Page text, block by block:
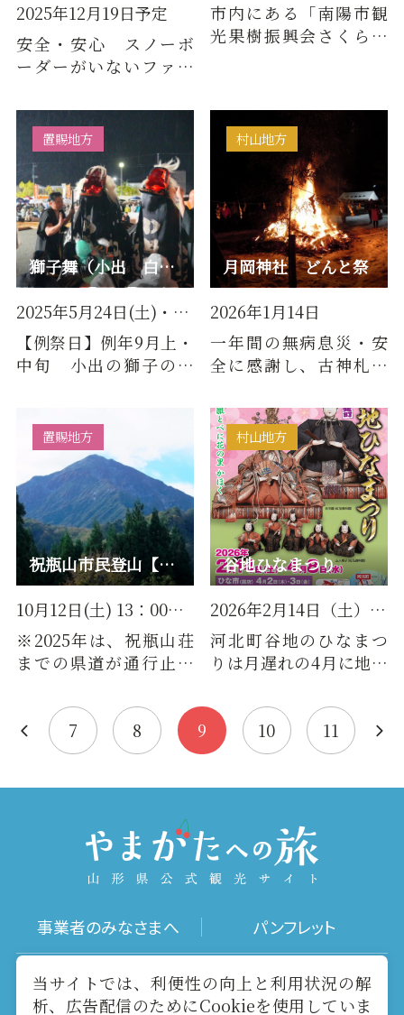
2025年12月19日予定
安全・安心 スノーボ
ーダーがいないファミ
ープン当日は、一日リ
フト無料…
市内にある「南陽市観
光果樹振興会さくらん
獅子舞（小出 白山・皇大神社例祭）
置賜地方
2025年5月24日(土)・9月13日(…
【例祭日】例年9月上・
中旬 小出の獅子の起
連中の…
月岡神社 どんと祭
村山地方
2026年1月14日
一年間の無病息災・安
全に感謝し、古神札・
納するお祭りです。神
札、御守…
祝瓶山市民登山【2025年中止】
置賜地方
10月12日(土) 13：00集合（過…
※2025年は、祝瓶山荘
までの県道が通行止め
た。 （以下、過去の
情…
谷地ひなまつり
村山地方
2026年2月14日（土）～4月8日…
河北町谷地のひなまつ
りは月遅れの4月に地区
通りに「ひな市」が立
ちます…
7 8 9 10 11
事業者のみなさまへ パンフレット
写真ダウンロード 動画ギャラリー
当サイトでは、利便性の向上と利用状況の解
析、広告配信のためにCookieを使用していま